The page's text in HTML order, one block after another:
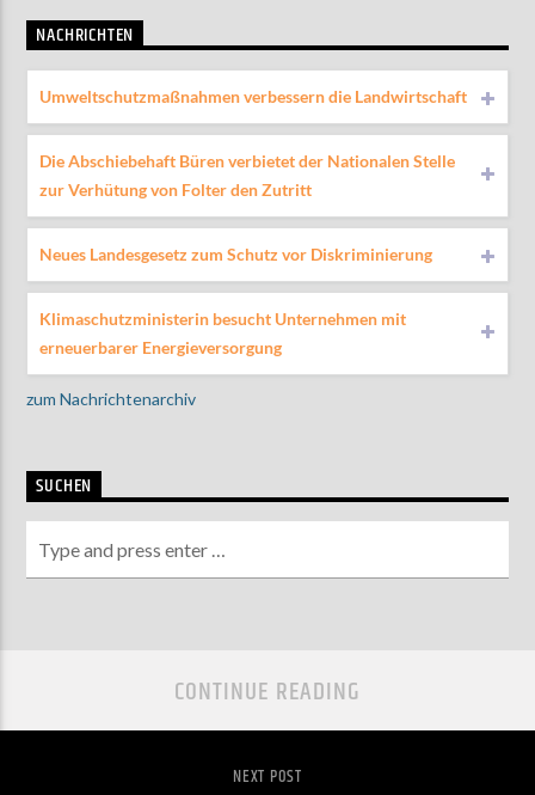
NACHRICHTEN
Umweltschutzmaßnahmen verbessern die Landwirtschaft
Die Abschiebehaft Büren verbietet der Nationalen Stelle
zur Verhütung von Folter den Zutritt
Neues Landesgesetz zum Schutz vor Diskriminierung
Klimaschutzministerin besucht Unternehmen mit
erneuerbarer Energieversorgung
zum Nachrichtenarchiv
SUCHEN
CONTINUE READING
NEXT POST